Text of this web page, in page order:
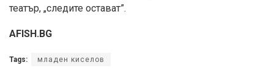
театър, „следите остават”.
AFISH.BG
Tags: младен киселов